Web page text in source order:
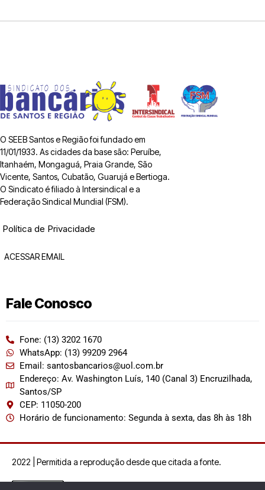
O SEEB Santos e Região foi fundado em
11/01/1933. As cidades da base são: Peruíbe,
Itanhaém, Mongaguá, Praia Grande, São
Vicente, Santos, Cubatão, Guarujá e Bertioga.
O Sindicato é filiado à Intersindical e a
Federação Sindical Mundial (FSM).
Política de Privacidade
ACESSAR EMAIL
Fale Conosco
Fone: (13) 3202 1670
WhatsApp: (13) 99209 2964
Email: santosbancarios@uol.com.br
Endereço: Av. Washington Luís, 140 (Canal 3) Encruzilhada,
Santos/SP
CEP: 11050-200
Horário de funcionamento: Segunda à sexta, das 8h às 18h
2022 | Permitida a reprodução desde que citada a fonte.